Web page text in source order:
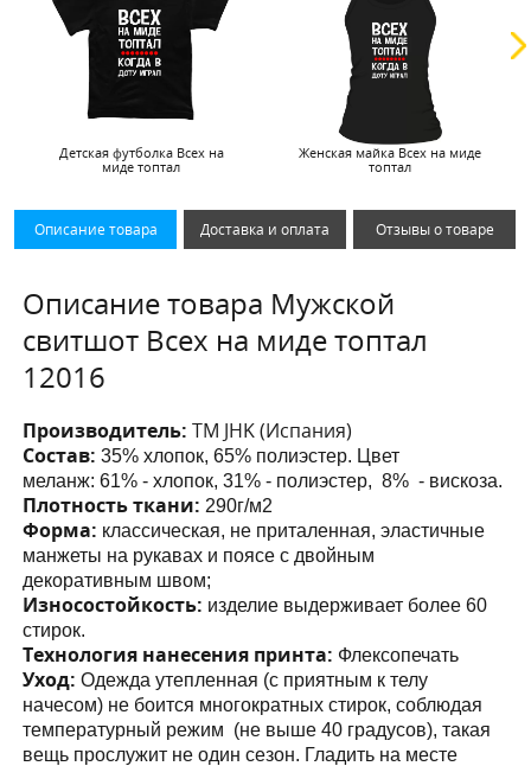
Детская футболка Всех на
миде топтал
Женская майка Всех на миде
топтал
Описание товара Доставка и оплата Отзывы о товаре
Описание товара Мужской
свитшот Всех на миде топтал
12016
Производитель:ТМ JHK (Испания)
Состав: 35% хлопок, 65% полиэстер. Цвет
меланж:61% - хлопок, 31% - полиэстер, 8% - вискоза.
Плотность ткани: 290г/м2
Форма: классическая, не приталенная,эластичные
манжеты на рукавах и поясе с двойным
декоративным швом;
Износостойкость: изделие выдерживает более 60
стирок.
Технология нанесения принта: Флексопечать
Уход: Одежда утепленная (с приятным к телу
начесом) не боится многократных стирок, соблюдая
температурный режим (не выше 40 градусов), такая
вещь прослужит не один сезон. Гладить на месте